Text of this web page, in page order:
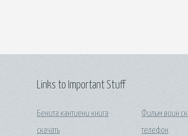
Links to Important Stuff
Бенита кантиени книга
скачать
Фильм воин
телефон